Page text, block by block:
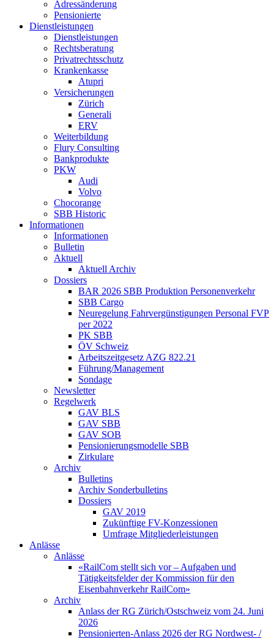
Adressänderung
Pensionierte
Dienstleistungen
Dienstleistungen
Rechtsberatung
Privatrechtsschutz
Krankenkasse
Atupri
Versicherungen
Zürich
Generali
ERV
Weiterbildung
Flury Consulting
Bankprodukte
PKW
Audi
Volvo
Chocorange
SBB Historic
Informationen
Informationen
Bulletin
Aktuell
Aktuell Archiv
Dossiers
BAR 2026 SBB Produktion Personenverkehr
SBB Cargo
Neuregelung Fahrvergünstigungen Personal FVP
per 2022
PK SBB
ÖV Schweiz
Arbeitszeitgesetz AZG 822.21
Führung/Management
Sondage
Newsletter
Regelwerk
GAV BLS
GAV SBB
GAV SOB
Pensionierungsmodelle SBB
Zirkulare
Archiv
Bulletins
Archiv Sonderbulletins
Dossiers
GAV 2019
Zukünftige FV-Konzessionen
Umfrage Mitgliederleistungen
Anlässe
Anlässe
«RailCom stellt sich vor – Aufgaben und
Tätigkeitsfelder der Kommission für den
Eisenbahnverkehr RailCom»
Archiv
Anlass der RG Zürich/Ostschweiz vom 24. Juni
2026
Pensionierten-Anlass 2026 der RG Nordwest- /